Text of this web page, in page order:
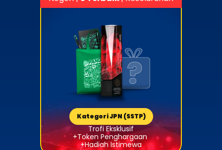
Kategori JPN (SSTP)
Trofi Eksklusif
+Token Penghargaan
+Hadiah Istimewa